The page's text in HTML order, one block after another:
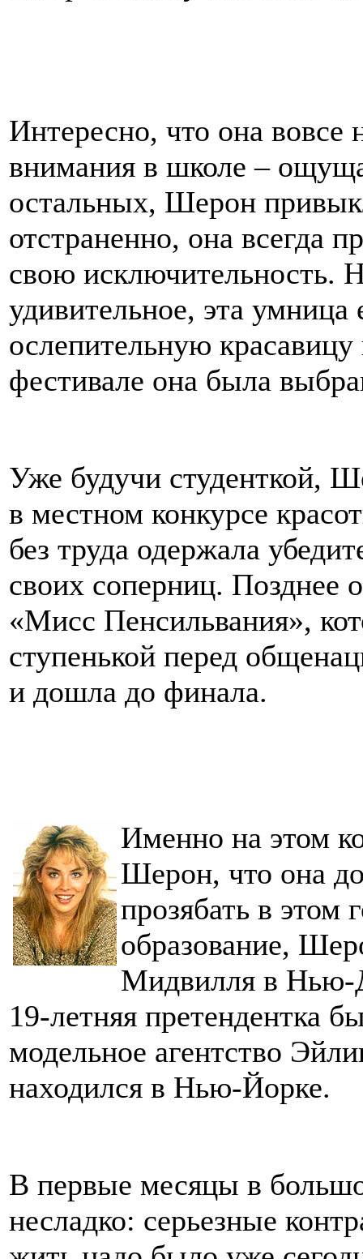
Интересно, что она вовсе
внимания в школе –
остальных, Шерон
отстраненно, она всегда
свою исключительность.
удивительное, эта
ослепительную
фестивале она была
Уже будучи студенткой,
в местном конкурсе
без труда одержала
своих соперниц. Позднее
«Мисс Пенсильвания»,
ступенькой перед
и дошла до финала.
Именно на этом
Шерон, что она
прозябать в этом
образование,
Мидвилля в Нью-
19-летняя претендентка
модельное агентство
находился в Нью-Йорке.
В первые месяцы в
несладко: серьезные